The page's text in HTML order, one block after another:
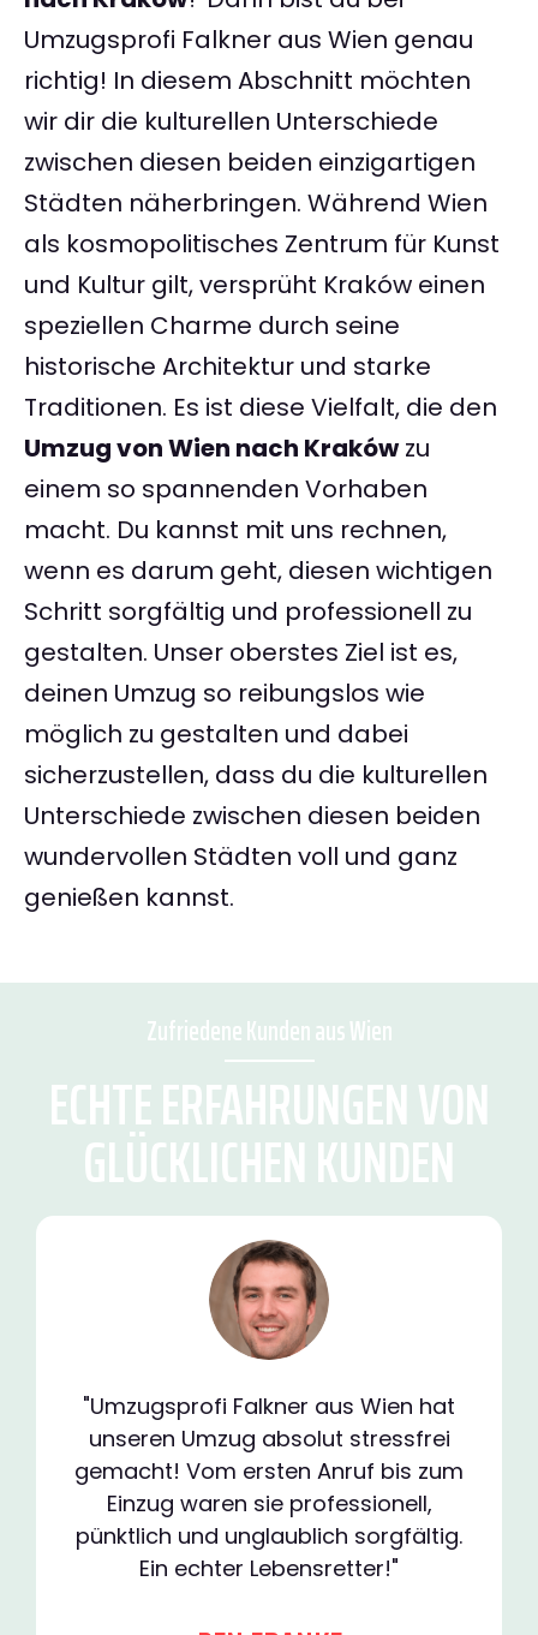
Umzugsprofi Falkner aus Wien genau
richtig! In diesem Abschnitt möchten
wir dir die kulturellen Unterschiede
zwischen diesen beiden einzigartigen
Städten näherbringen. Während Wien
als kosmopolitisches Zentrum für Kunst
und Kultur gilt, versprüht Kraków einen
speziellen Charme durch seine
historische Architektur und starke
Traditionen. Es ist diese Vielfalt, die den
Umzug von Wien nach Krakówzu
einem so spannenden Vorhaben
macht. Du kannst mit uns rechnen,
wenn es darum geht, diesen wichtigen
Schritt sorgfältig und professionell zu
gestalten. Unser oberstes Ziel ist es,
deinen Umzug so reibungslos wie
möglich zu gestalten und dabei
sicherzustellen, dass du die kulturellen
Unterschiede zwischen diesen beiden
wundervollen Städten voll und ganz
genießen kannst.
Zufriedene Kunden aus Wien
ECHTE ERFAHRUNGEN VON
GLÜCKLICHEN KUNDEN
"Umzugsprofi Falkner aus Wien hat
unseren Umzug absolut stressfrei
gemacht! Vom ersten Anruf bis zum
Einzug waren sie professionell,
pünktlich und unglaublich sorgfältig.
Ein echter Lebensretter!"